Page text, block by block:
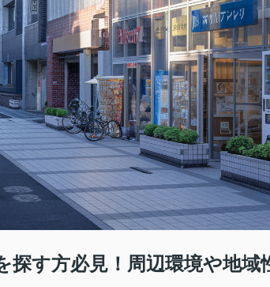
す方必見！周辺環境や地域